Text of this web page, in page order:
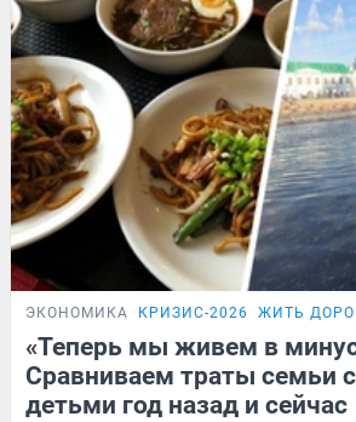
ЭКОНОМИКА КРИЗИС-2026 ЖИТЬ
«Теперь мы живем в
Сравниваем траты семьи
детьми год назад и сейчас